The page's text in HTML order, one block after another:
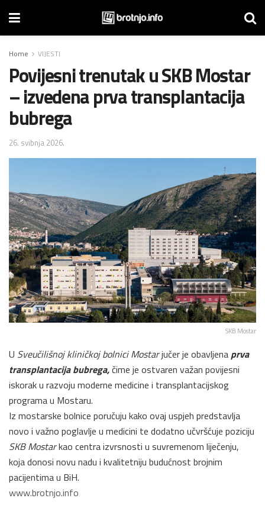
Home VIJESTI
Povijesni trenutak u SKB Mostar
– izvedena prva transplantacija
bubrega
26. svibnja 2026.
SKB Mostar
U Sveučilišnoj kliničkoj bolnici Mostarjučer je obavljenaprva
transplantacija bubrega,čime je ostvaren važan povijesni
iskorak u razvoju moderne medicine i transplantacijskog
programa u Mostaru.
Iz mostarske bolnice poručuju kako ovaj uspjeh predstavlja
novo i važno poglavlje u medicini te dodatno učvršćuje poziciju
SKB Mostarkao centra izvrsnosti u suvremenom liječenju,
koja donosi novu nadu i kvalitetniju budućnost brojnim
pacijentima u BiH.
www.brotnjo.info